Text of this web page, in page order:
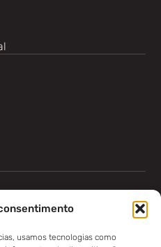
usamos tecnologias como